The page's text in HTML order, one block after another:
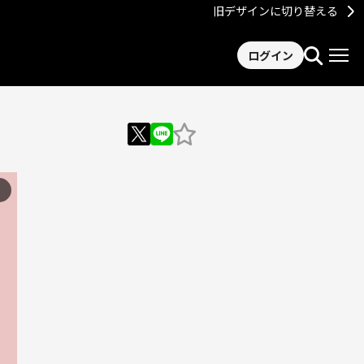
旧デザインに切り替える
ログイン